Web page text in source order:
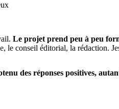
Le projet prend peu à peu
le conseil éditorial, la rédaction.
des réponses positives,